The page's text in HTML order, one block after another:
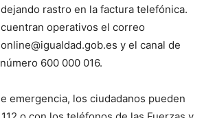
rastro en la factura telefónica.
operativos el correo
y el canal de
600 000 016.
emergencia, los ciudadanos pueden